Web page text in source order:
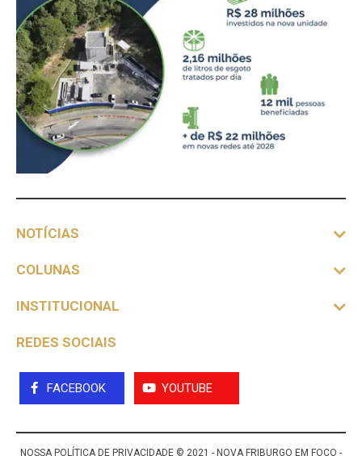
NOTÍCIAS
COLUNAS
INSTITUCIONAL
REDES SOCIAIS
FACEBOOK YOUTUBE
NOSSA POLÍTICA DE PRIVACIDADE © 2021 - NOVA FRIBURGO EM FOCO -